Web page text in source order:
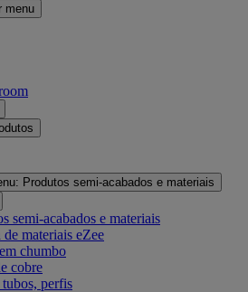
menu
Produtos semi-acabados e materiais
semi-acabados e materiais
materiais eZee
chumbo
cobre
perfis